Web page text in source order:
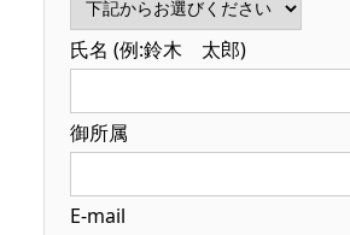
氏名 (例:鈴木 太郎)
御所属
E-mail